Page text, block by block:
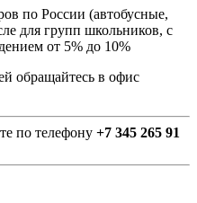
по России (автобусные,
для групп школьников, с
от 5% до 10%
обращайтесь в офис
по телефону +7 345 265 91